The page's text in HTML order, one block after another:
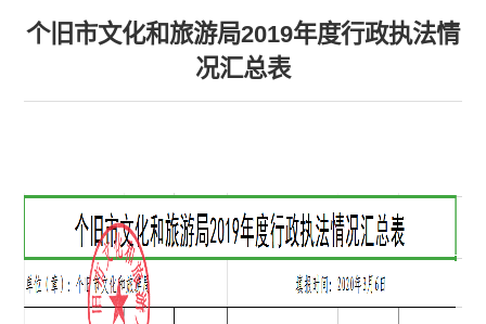
个旧市文化和旅游局2019年度行政执法情
况汇总表